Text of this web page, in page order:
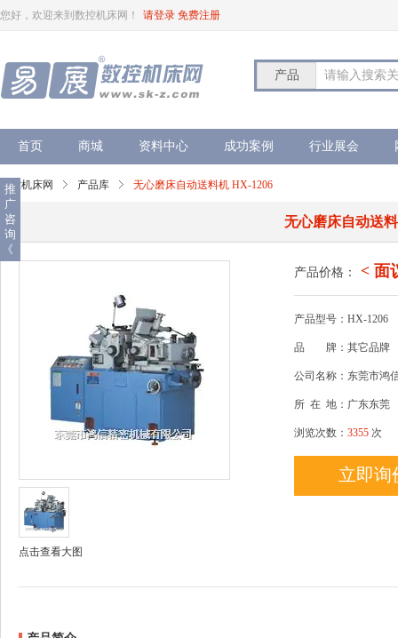
您好，欢迎来到数控机床网！ 请登录 免费注册
产品 请输入搜索
首页 商城 资料中心 成功案例 行业展会
数控机床网 产品库 无心磨床自动送料机 HX-1206
无心磨床自动送
点击查看大图
产品价格： < 面
产品型号：HX-1206
品 牌：其它品牌
公司名称：东莞市鸿
所 在 地：广东东莞
浏览次数： 3355 次
立即询
推
广
咨
询
《